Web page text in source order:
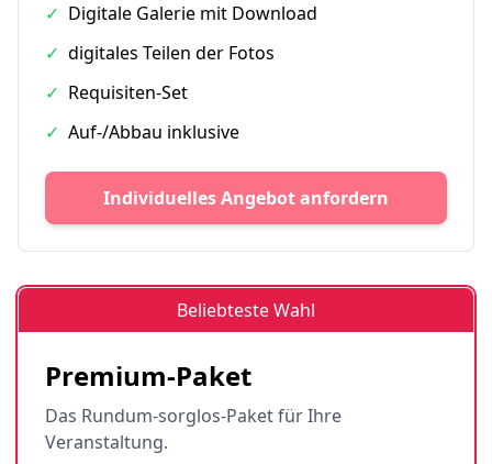
✓ Digitale Galerie mit Download
✓ digitales Teilen der Fotos
✓ Requisiten-Set
✓ Auf-/Abbau inklusive
Individuelles Angebot anfordern
Beliebteste Wahl
Premium-Paket
Das Rundum-sorglos-Paket für Ihre
Veranstaltung.